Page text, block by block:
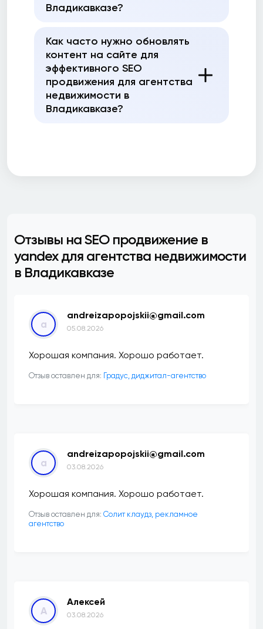
Владикавказе?
Как часто нужно обновлять
контент на сайте для
эффективного SEO
продвижения для агентства
недвижимости в
Владикавказе?
Отзывы на SEO продвижение в
yandex для агентства недвижимости
в Владикавказе
a
andreizapopojskii@gmail.com
05.08.2026
Хорошая компания. Хорошо работает.
Отзыв оставлен для: ​Градус, диджитал-агентство
a
andreizapopojskii@gmail.com
03.08.2026
Хорошая компания. Хорошо работает.
Отзыв оставлен для: Солит клаудз, рекламное
агентство
А
Алексей
03.08.2026